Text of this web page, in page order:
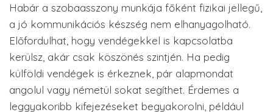
Habár a szobaasszony munkája főként fizikai jellegű,
a jó kommunikációs készség nem elhanyagolható.
Előfordulhat, hogy vendégekkel is kapcsolatba
kerülsz, akár csak köszönés szintjén. Ha pedig
külföldi vendégek is érkeznek, pár alapmondat
angolul vagy németül sokat segíthet. Érdemes a
leggyakoribb kifejezéseket begyakorolni, például